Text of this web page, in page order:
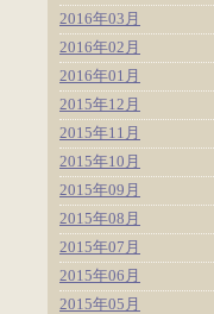
2016年03月
2016年02月
2016年01月
2015年12月
2015年11月
2015年10月
2015年09月
2015年08月
2015年07月
2015年06月
2015年05月